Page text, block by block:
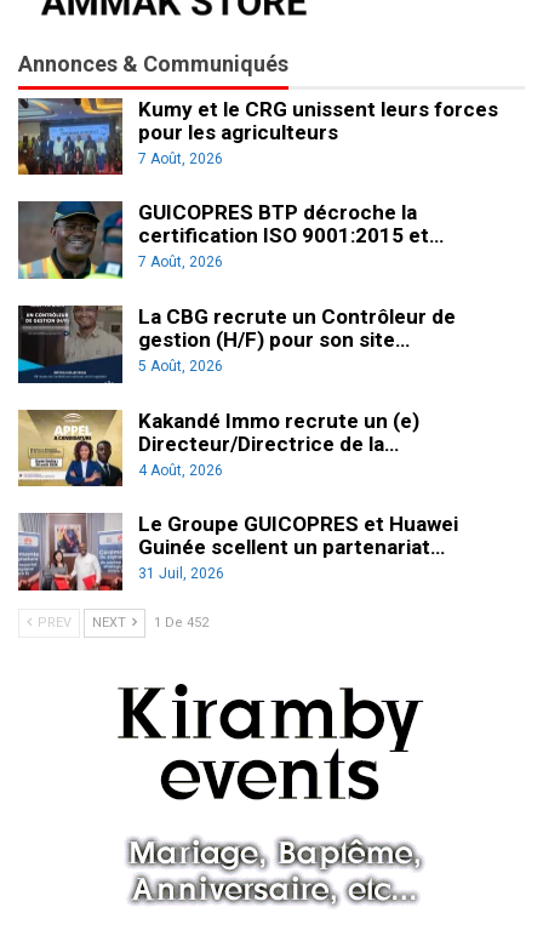
Annonces & Communiqués
Kumy et le CRG unissent leurs forces
pour les agriculteurs
7 Août, 2026
GUICOPRES BTP décroche la
certification ISO 9001:2015 et…
7 Août, 2026
La CBG recrute un Contrôleur de
gestion (H/F) pour son site…
5 Août, 2026
Kakandé Immo recrute un (e)
Directeur/Directrice de la…
4 Août, 2026
Le Groupe GUICOPRES et Huawei
Guinée scellent un partenariat…
31 Juil, 2026
PREV NEXT 1 De 452